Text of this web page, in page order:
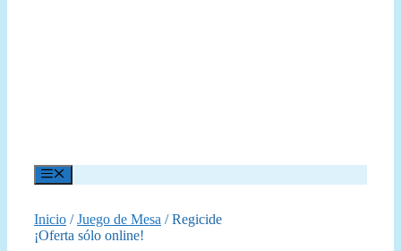
Menú
Inicio /Juego de Mesa / Regicide
¡Oferta sólo online!